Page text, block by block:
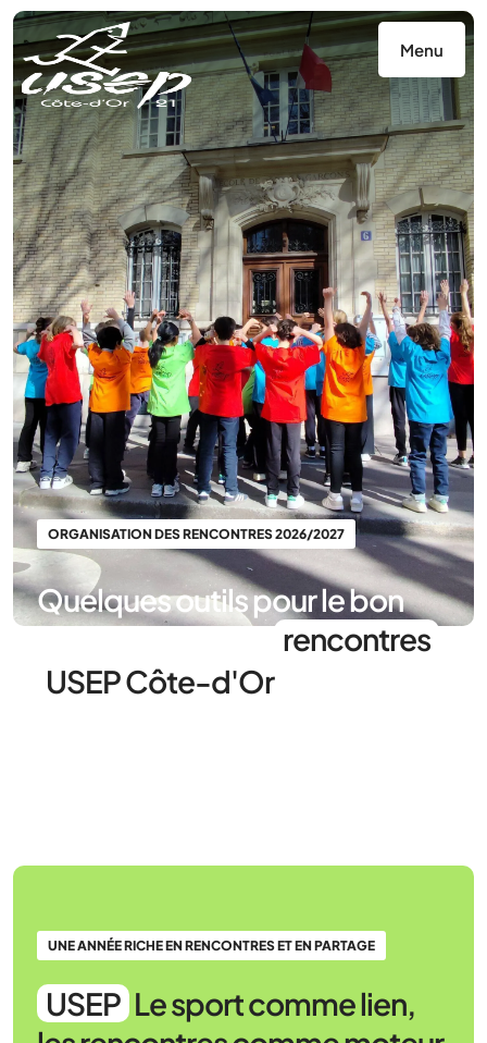
Menu
ORGANISATION DES RENCONTRES 2026/2027
Quelques outils pour le bon
déroulement des rencontres
USEP Côte-d'Or
UNE ANNÉE RICHE EN RENCONTRES ET EN PARTAGE
USEP Le sport comme lien,
Panneau de gestion des cookies